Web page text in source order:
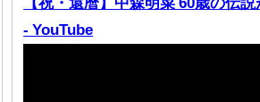
- YouTube